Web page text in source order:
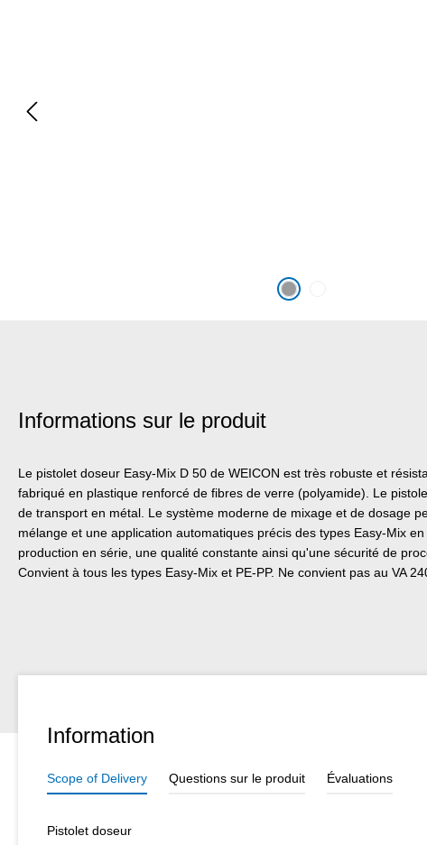
Informations sur le produit
Le pistolet doseur Easy-Mix D 50 de WEICON est très robuste et
fabriqué en plastique renforcé de fibres de verre (polyamide). Le
de transport en métal. Le système moderne de mixage et de dosage
mélange et une application automatiques précis des types Easy-Mix
production en série, une qualité constante ainsi qu'une sécurité de
Convient à tous les types Easy-Mix et PE-PP. Ne convient pas au VA
Information
Scope of Delivery Questions sur le produit Évaluations
Pistolet doseur